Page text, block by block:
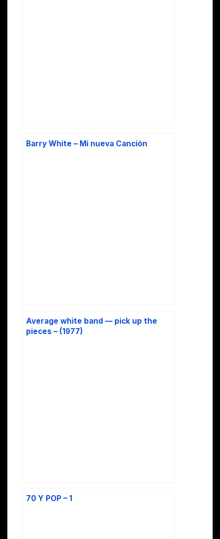
Barry White – Mi nueva Canción
Average white band — pick up the
pieces – (1977)
70 Y POP – 1